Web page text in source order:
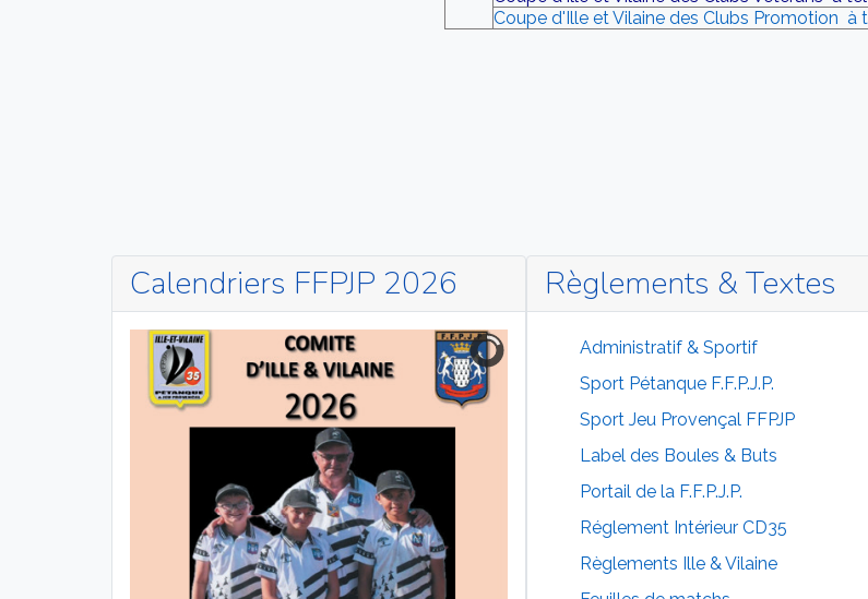
Coupe d'Ille et Vilaine des Clubs Promotion à
Calendriers FFPJP 2026 Règlements & Textes
Administratif & Sportif
Sport Pétanque F.F.P.J.P.
Sport Jeu Provençal FFPJP
Label des Boules & Buts
Portail de la F.F.P.J.P.
Réglement Intérieur CD35
Règlements Ille & Vilaine